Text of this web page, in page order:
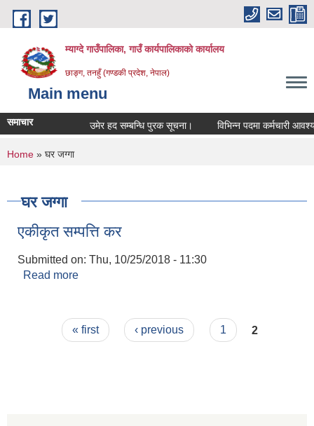
Skip to main content
म्याग्दे गाउँपालिका, गाउँ कार्यपालिकाको कार्यालय
छाङ्ग, तनहुँ (गण्डकी प्रदेश, नेपाल)
Main menu
समाचार उमेर हद सम्बन्धि पुरक सूचना। विभिन्न पदमा कर्मचारी
You are here
Home » घर जग्गा
घर जग्गा
एकीकृत सम्पत्ति कर
Submitted on: Thu, 10/25/2018 - 11:30
Read more
Pages« first ‹ previous 1 2